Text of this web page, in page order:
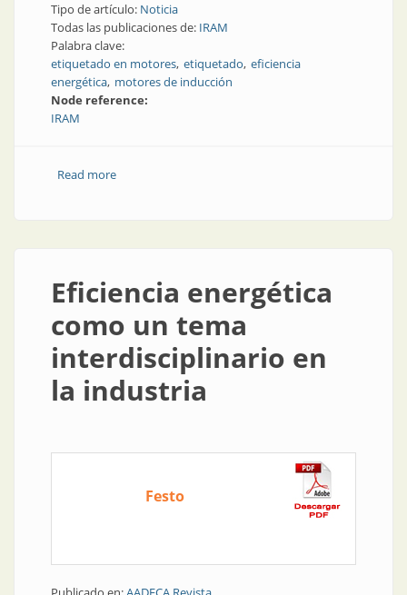
Tipo de artículo: Noticia
Todas las publicaciones de: IRAM
Palabra clave:
etiquetado en motores etiquetado eficiencia
energética motores de inducción
Node reference:
IRAM
Read moreabout Motores eléctricos | Novedades en el
Eficiencia energética
como un tema
interdisciplinario en
la industria
Festo